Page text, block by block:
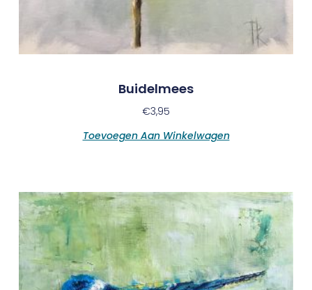
Buidelmees
€3,95
Toevoegen Aan Winkelwagen